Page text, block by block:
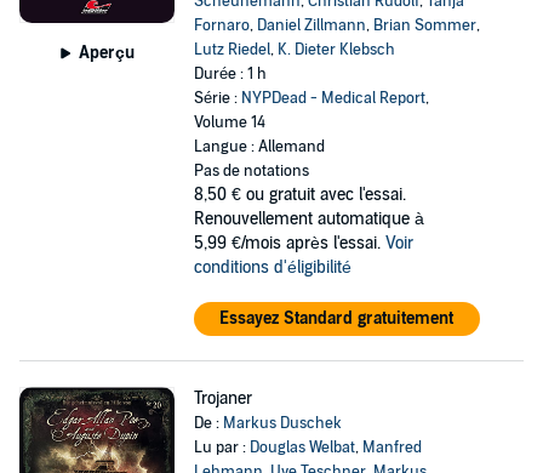
Aperçu
Fornaro, Daniel Zillmann, Brian Sommer,
Lutz Riedel, K. Dieter Klebsch
Durée : 1 h
Série : NYPDead - Medical Report,
Volume 14
Langue : Allemand
Pas de notations
8,50 € ou gratuit avec l'essai.
Renouvellement automatique à
5,99 €/mois après l'essai. Voir
conditions d'éligibilité
Essayez Standard gratuitement
Trojaner
De : Markus Duschek
Lu par : Douglas Welbat, Manfred